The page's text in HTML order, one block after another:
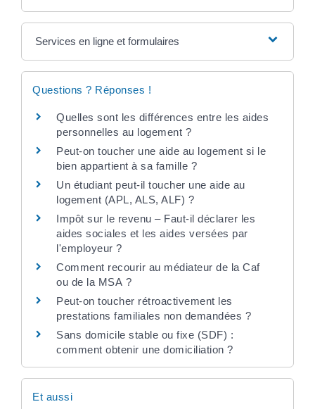
Services en ligne et formulaires
Questions ? Réponses !
Quelles sont les différences entre les aides
personnelles au logement ?
Peut-on toucher une aide au logement si le
bien appartient à sa famille ?
Un étudiant peut-il toucher une aide au
logement (APL, ALS, ALF) ?
Impôt sur le revenu – Faut-il déclarer les
aides sociales et les aides versées par
l'employeur ?
Comment recourir au médiateur de la Caf
ou de la MSA ?
Peut-on toucher rétroactivement les
prestations familiales non demandées ?
Sans domicile stable ou fixe (SDF) :
comment obtenir une domiciliation ?
Et aussi